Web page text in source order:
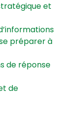
et
préparer à
de réponse
de